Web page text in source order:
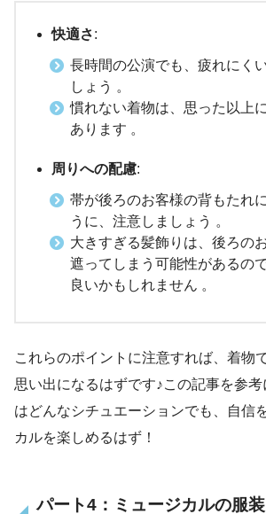
快適さ:
長時間の公演でも、疲れにく
しょう 。
慣れない着物は、思った以上
あります 。
周りへの配慮:
帯が後ろのお客様の背もたれ
うに、注意しましょう 。
大きすぎる髪飾りは、後ろの
遮ってしまう可能性があるの
良いかもしれません 。
これらのポイントに注意すれば、着物
思い出になるはずです♪この記事を参
はどんなシチュエーションでも、自信
カルを楽しめるはず！
パート4：ミュージカルの服